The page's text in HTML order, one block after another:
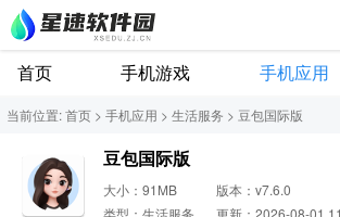
首页 手机游戏 手机应用
当前位置:首页 > 手机应用 > 生活服务 > 豆包国际版
豆包国际版
大小：91MB
版本：v7.6.0
类型：生活服务
更新：2026-08-01